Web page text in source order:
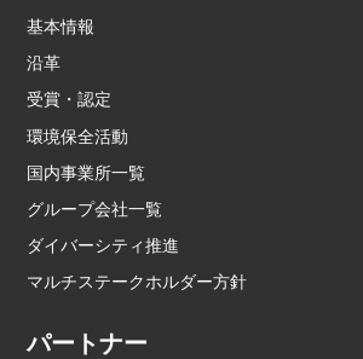
基本情報
沿革
受賞・認定
環境保全活動
国内事業所一覧
グループ会社一覧
ダイバーシティ推進
マルチステークホルダー方針
パートナー